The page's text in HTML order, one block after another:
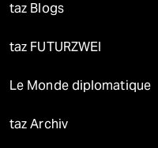
taz Blogs
taz FUTURZWEI
Le Monde diplomatique
taz Archiv